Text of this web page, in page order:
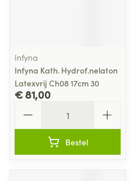
Infyna
Infyna Kath. Hydrof.nelaton
Latexvrij Ch08 17cm 30
€ 81,00
Bestel